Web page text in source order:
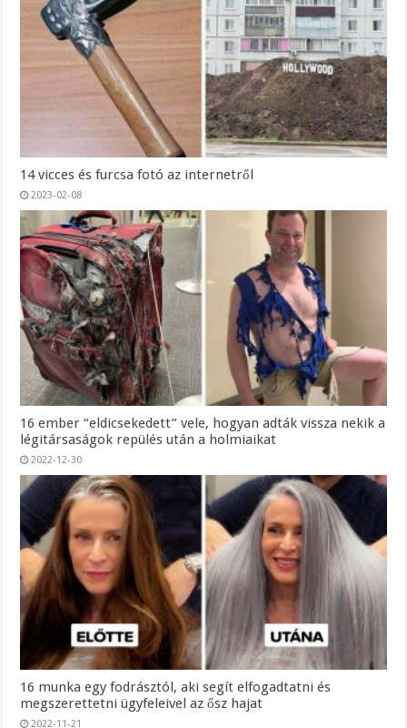
14 vicces és furcsa fotó az internetről
2023-02-08
16 ember “eldicsekedett” vele, hogyan adták vissza nekik a
légitársaságok repülés után a holmiaikat
2022-12-30
16 munka egy fodrásztól, aki segít elfogadtatni és
megszerettetni ügyfeleivel az ősz hajat
2022-11-21